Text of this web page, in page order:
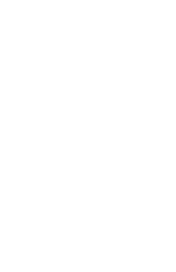
commentaires